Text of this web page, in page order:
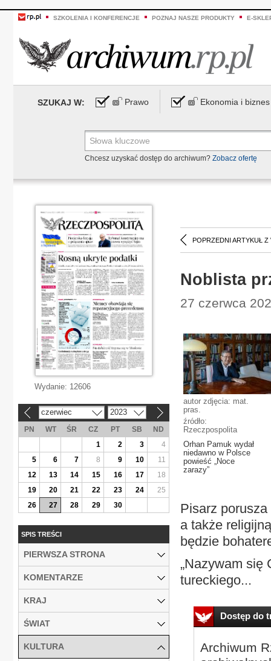
SZKOLENIA I KONFERENCJE POZNAJ NASZE PRODUKTY E-
SZUKAJ W: Prawo Ekonomia i biznes
Chcesz uzyskać dostęp do archiwum? Zobacz ofertę
POPRZEDNI ARTYKUŁ Z
Noblista
27 czerwca
autor zdjęcia: mat.
pras.
źródło:
Rzeczpospolita
Orhan Pamuk wydał
niedawno w Polsce
powieść „Noce
zarazy”
Pisarz
a także
będzie
„Nazywam się
tureckiego...
Dostęp do
Archiwum
Wydanie: 12606
czerwiec 2023
PN WT ŚR CZ PT SB
ND
1
2 3
4
5
6 7 8 9 10
11
12
13 14 15 16 17
18
19
20 21 22 23 24
25
26
27 28 29 30
SPIS TREŚCI
PIERWSZA STRONA
KOMENTARZE
KRAJ
ŚWIAT
KULTURA